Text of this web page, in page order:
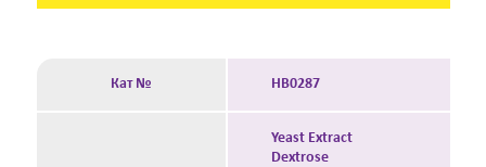
Кат № HB0287
Yeast Extract
Dextrose